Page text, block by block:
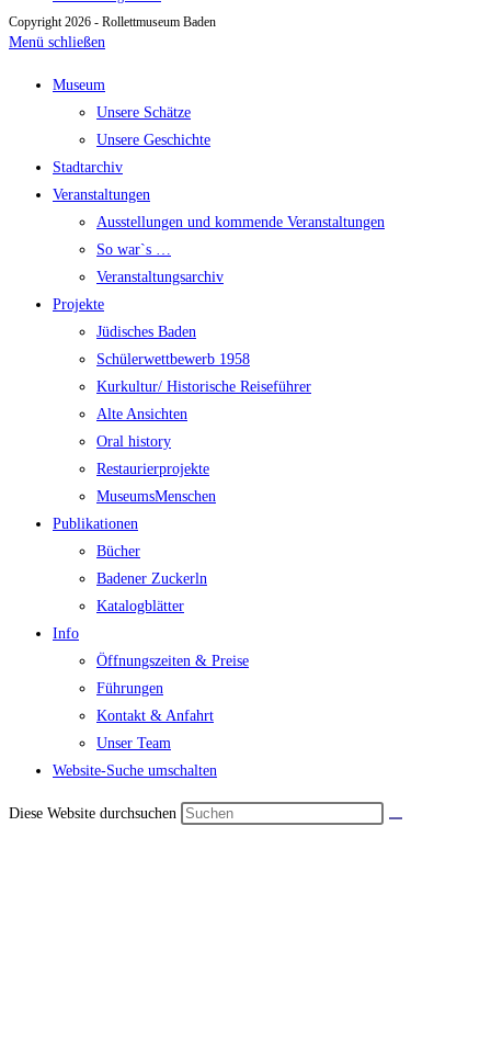
Copyright 2026 - Rollettmuseum Baden
Menü schließen
Museum
Unsere Schätze
Unsere Geschichte
Stadtarchiv
Veranstaltungen
Ausstellungen und kommende Veranstaltungen
So war`s …
Veranstaltungsarchiv
Projekte
Jüdisches Baden
Schülerwettbewerb 1958
Kurkultur/ Historische Reiseführer
Alte Ansichten
Oral history
Restaurierprojekte
MuseumsMenschen
Publikationen
Bücher
Badener Zuckerln
Katalogblätter
Info
Öffnungszeiten & Preise
Führungen
Kontakt & Anfahrt
Unser Team
Website-Suche umschalten
Diese Website durchsuchen